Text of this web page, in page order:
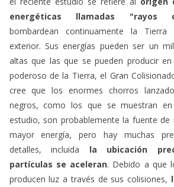
energéticas llamadas "rayos
bombardean continuamente la Tierra
exterior. Sus energías pueden ser un
altas que las que se pueden producir
poderoso de la Tierra, el Gran
cree que los enormes chorros
negros, como los que se muestran
estudio, son probablemente la fuente de
mayor energía, pero hay muchas
detalles, incluida la ubicación
partículas se aceleran. Debido a que
producen luz a través de sus colisiones,